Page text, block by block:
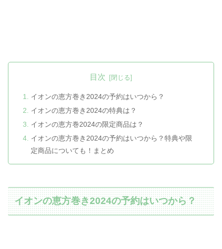
目次
イオンの恵方巻き2024の予約はいつから？
イオンの恵方巻き2024の特典は？
イオンの恵方巻2024の限定商品は？
イオンの恵方巻き2024の予約はいつから？特典や限
定商品についても！まとめ
イオンの恵方巻き2024の予約はいつから？